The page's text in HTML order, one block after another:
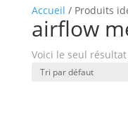
Accueil / Produits
airflow
Voici le seul résultat